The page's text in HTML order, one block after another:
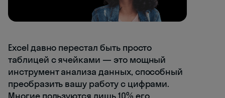
Excel давно перестал быть просто
таблицей с ячейками — это мощный
инструмент анализа данных, способный
преобразить вашу работу с цифрами.
Многие пользуются лишь 10% его